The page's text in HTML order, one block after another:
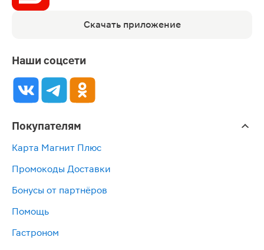
Скачать приложение
Наши соцсети
Покупателям
Карта Магнит Плюс
Промокоды Доставки
Бонусы от партнёров
Помощь
Гастроном